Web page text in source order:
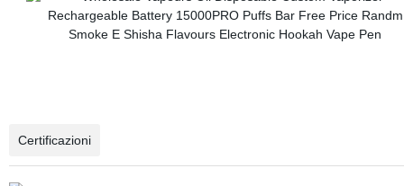
Certificazioni